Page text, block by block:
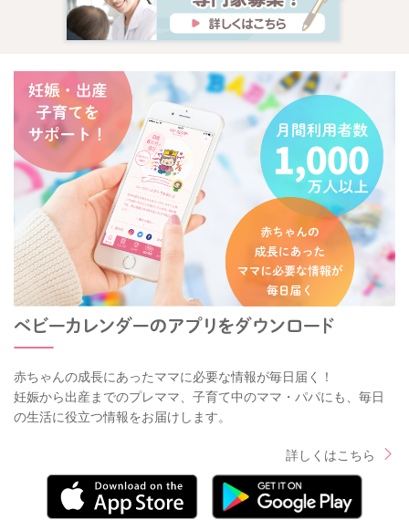
赤ちゃんの成長にあったママに必要な情報が毎日届く！
妊娠から出産までのプレママ、子育て中のママ・パパにも、毎日
の生活に役立つ情報をお届けします。
詳しくはこちら